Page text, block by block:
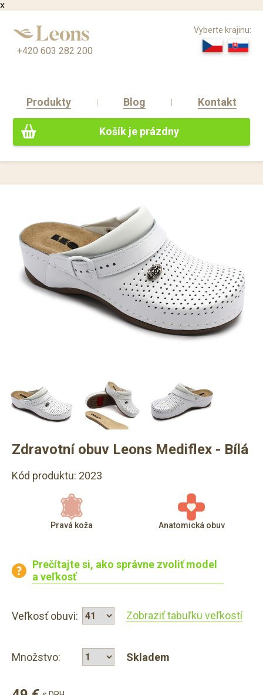
x
+420 603 282 200
Produkty Blog Kontakt
Košík je prázdny
Vyberte krajinu:
Zdravotní obuv Leons Mediflex - Bílá
Kód produktu: 2023
Pravá koža Anatomická obuv
Prečítajte si, ako správne zvoliť model
a veľkosť
Veľkosť obuvi: Zobraziť tabuľku veľkostí
Množstvo: Skladem